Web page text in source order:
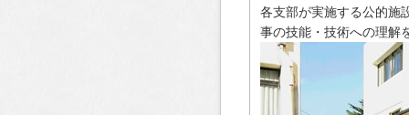
各支部が実施する公的施
事の技能・技術への理解